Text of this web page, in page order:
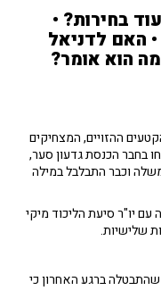
בחירות? •
האם לדניאל
הוא אומר?
ההזויים, המצחיקים
בחבר הכנסת גדעון סער,
וכבר התבלבל במילה
יו"ר סיעת הליכוד מיקי
שלישיות.
שהתבטלה ברגע האחרון כי